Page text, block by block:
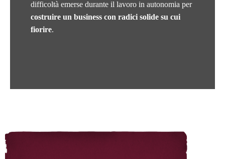
difficoltà emerse durante il lavoro in autonomia per
costruire un business con radici solide su cui
fiorire.